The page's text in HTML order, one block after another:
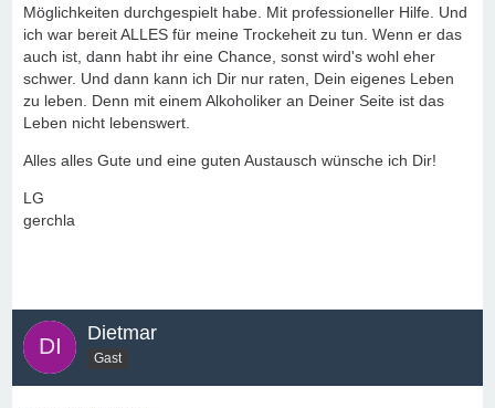
Möglichkeiten durchgespielt habe. Mit professioneller Hilfe. Und
ich war bereit ALLES für meine Trockeheit zu tun. Wenn er das
auch ist, dann habt ihr eine Chance, sonst wird's wohl eher
schwer. Und dann kann ich Dir nur raten, Dein eigenes Leben
zu leben. Denn mit einem Alkoholiker an Deiner Seite ist das
Leben nicht lebenswert.
Alles alles Gute und eine guten Austausch wünsche ich Dir!
LG
gerchla
Dietmar
Gast